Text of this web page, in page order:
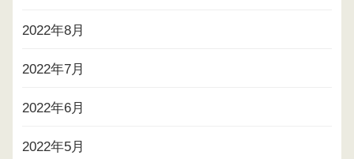
2022年8月
2022年7月
2022年6月
2022年5月